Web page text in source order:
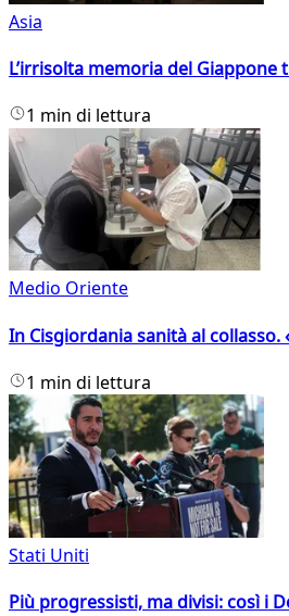
Asia
L’irrisolta memoria del
1 min di lettura
Medio Oriente
In Cisgiordania sanità al
1 min di lettura
Stati Uniti
Più progressisti, ma divisi: così i